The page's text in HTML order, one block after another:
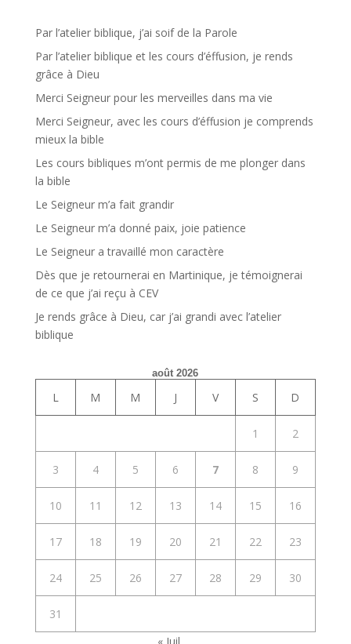
Par l’atelier biblique, j’ai soif de la Parole
Par l’atelier biblique et les cours d’éffusion, je rends
grâce à Dieu
Merci Seigneur pour les merveilles dans ma vie
Merci Seigneur, avec les cours d’éffusion je comprends
mieux la bible
Les cours bibliques m’ont permis de me plonger dans
la bible
Le Seigneur m’a fait grandir
Le Seigneur m’a donné paix, joie patience
Le Seigneur a travaillé mon caractère
Dès que je retournerai en Martinique, je témoignerai
de ce que j’ai reçu à CEV
Je rends grâce à Dieu, car j’ai grandi avec l’atelier
biblique
août 2026
L M M J V S D
1 2
3 4 5 6 7 8 9
10 11 12 13 14 15 16
17 18 19 20 21 22 23
24 25 26 27 28 29 30
31